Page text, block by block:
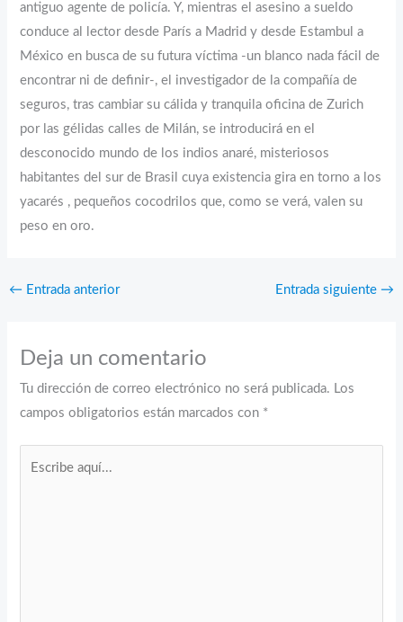
antiguo agente de policía. Y, mientras el asesino a sueldo
conduce al lector desde París a Madrid y desde Estambul a
México en busca de su futura víctima -un blanco nada fácil de
encontrar ni de definir-, el investigador de la compañía de
seguros, tras cambiar su cálida y tranquila oficina de Zurich
por las gélidas calles de Milán, se introducirá en el
desconocido mundo de los indios anaré, misteriosos
habitantes del sur de Brasil cuya existencia gira en torno a los
yacarés , pequeños cocodrilos que, como se verá, valen su
peso en oro.
← Entrada anterior Entrada siguiente →
Deja un comentario
Tu dirección de correo electrónico no será publicada. Los
campos obligatorios están marcados con *